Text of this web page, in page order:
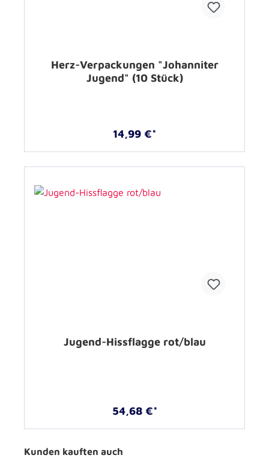
Herz-Verpackungen "Johanniter
Jugend" (10 Stück)
14,99 €*
Jugend-Hissflagge rot/blau
54,68 €*
Kunden kauften auch